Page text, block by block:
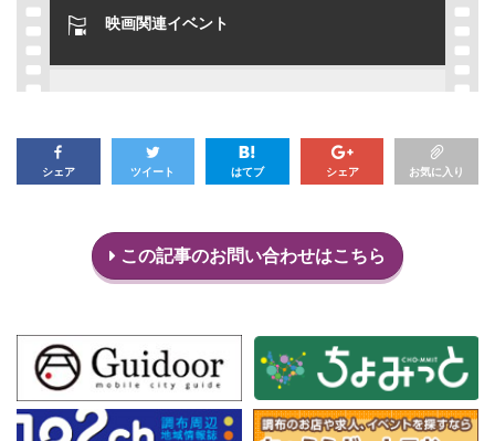
映画関連イベント
シェア ツイート はてブ シェア お気に入り
この記事のお問い合わせはこちら